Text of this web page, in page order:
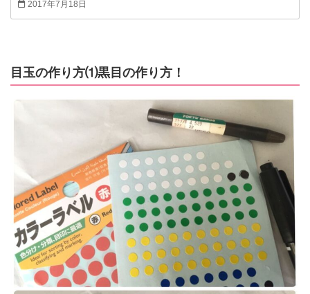
ださいね！
2017年7月18日
目玉の作り方⑴黒目の作り方！